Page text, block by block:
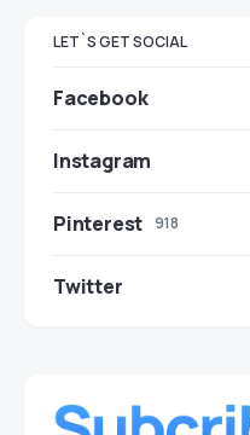
LET`S GET SOCIAL
Facebook
Instagram
Pinterest 918
Twitter